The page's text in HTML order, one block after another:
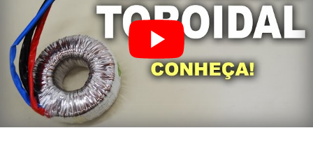
i
d
e
n
c
i